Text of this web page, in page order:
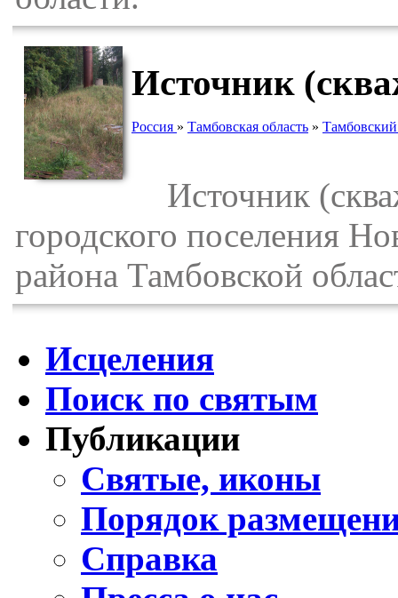
Источник
Россия » Тамбовская область »
Источник
городского поселения
района Тамбовской
Исцеления
Поиск по святым
Публикации
Святые, иконы
Порядок
Справка